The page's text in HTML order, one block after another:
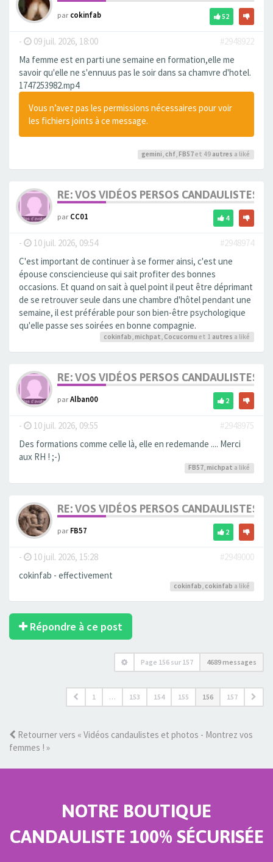
parcokinfab 52
- 09 juil. 2026, 18:00
#2948922
Ma femme est en parti une semaine en formation,elle me
savoir qu'elle ne s'ennuus pas le soir dans sa chamvre d'hotel.
1747253982.mp4
Vous n’avez pas les permissions nécessaires pour voir
les fichiers joints à ce message.
gemini, chf, FB57et 49 autres a liké
RE: VOS VIDÉOS PERSOS CANDAULISTES
parCC01 4
- 10 juil. 2026, 09:54
#2948974
C'est important de continuer à se former ainsi, c'est une
épouse consciencieuse qui sait profiter des bonnes
occasions. Et quand on sait à quel point il peut être déprimant
de se retrouver seule dans une chambre d'hôtel pendant une
semaine, il est préférable pour son bien-être psychologique
qu'elle passe ses soirées en bonne compagnie.
cokinfab michpat Cocucornu et 1 autres a liké
RE: VOS VIDÉOS PERSOS CANDAULISTES
parAlban00 2
- 10 juil. 2026, 09:55
#2948975
Des formations comme celle là, elle en redemande .... Merci
aux RH ! ;-)
FB57, michpat a liké
RE: VOS VIDÉOS PERSOS CANDAULISTES
parFB57 2
- 10 juil. 2026, 15:28
#2949000
cokinfab - effectivement
cokinfab, cokinfab a liké
Répondre à ce post
Page 156 sur 157 4689 messages
1 … 153 154 155 156 157
Retourner vers « Vidéos candaulistes et photos - Montrez vos
femmes ! »
NOTRE BOUTIQUE
CANDAULISTE 100% SÉCURISÉE